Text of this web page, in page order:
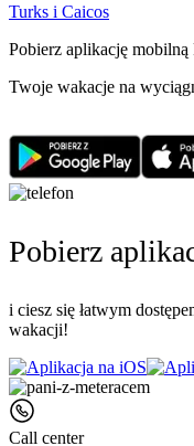
Turks i Caicos
Pobierz aplikację
Twoje wakacje na
Pobierz
i ciesz się łatwym
wakacji!
Call center